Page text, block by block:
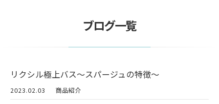
ブログ一覧
リクシル極上バス～スパージュの特徴～
2023.02.03 商品紹介